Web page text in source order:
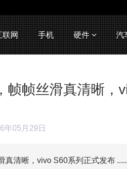
联网 手机 硬件 汽
帧帧丝滑真清晰，
年05月29日
真清晰，vivo S60系列正式发布